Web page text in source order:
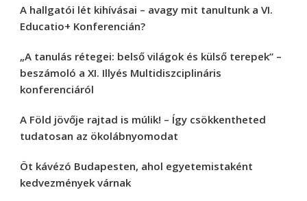
A hallgatói lét kihívásai – avagy mit tanultunk a VI.
Educatio+ Konferencián?
„A tanulás rétegei: belső világok és külső terepek” –
beszámoló a XI. Illyés Multidiszciplináris
konferenciáról
A Föld jövője rajtad is múlik! – Így csökkentheted
tudatosan az ökolábnyomodat
Öt kávézó Budapesten, ahol egyetemistaként
kedvezmények várnak